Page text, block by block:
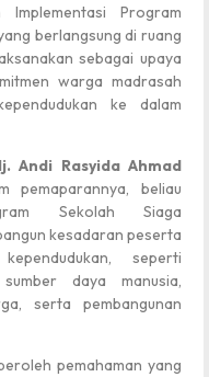
Program
berlangsung di ruang
sebagai upaya
warga madrasah
ke dalam
Andi Rasyida Ahmad
pemaparannya, beliau
Sekolah Siaga
kesadaran peserta
seperti
daya manusia,
serta pembangunan
pemahaman yang